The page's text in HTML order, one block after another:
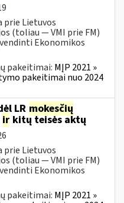
prie Lietuvos
(toliau — VMI prie FM)
Ekonomikos
pakeitimai: MĮP 2021 »
pakeitimai nuo 2024
LR mokesčių
ir kitų teisės aktų
prie Lietuvos
(toliau — VMI prie FM)
Ekonomikos
pakeitimai: MĮP 2021 »